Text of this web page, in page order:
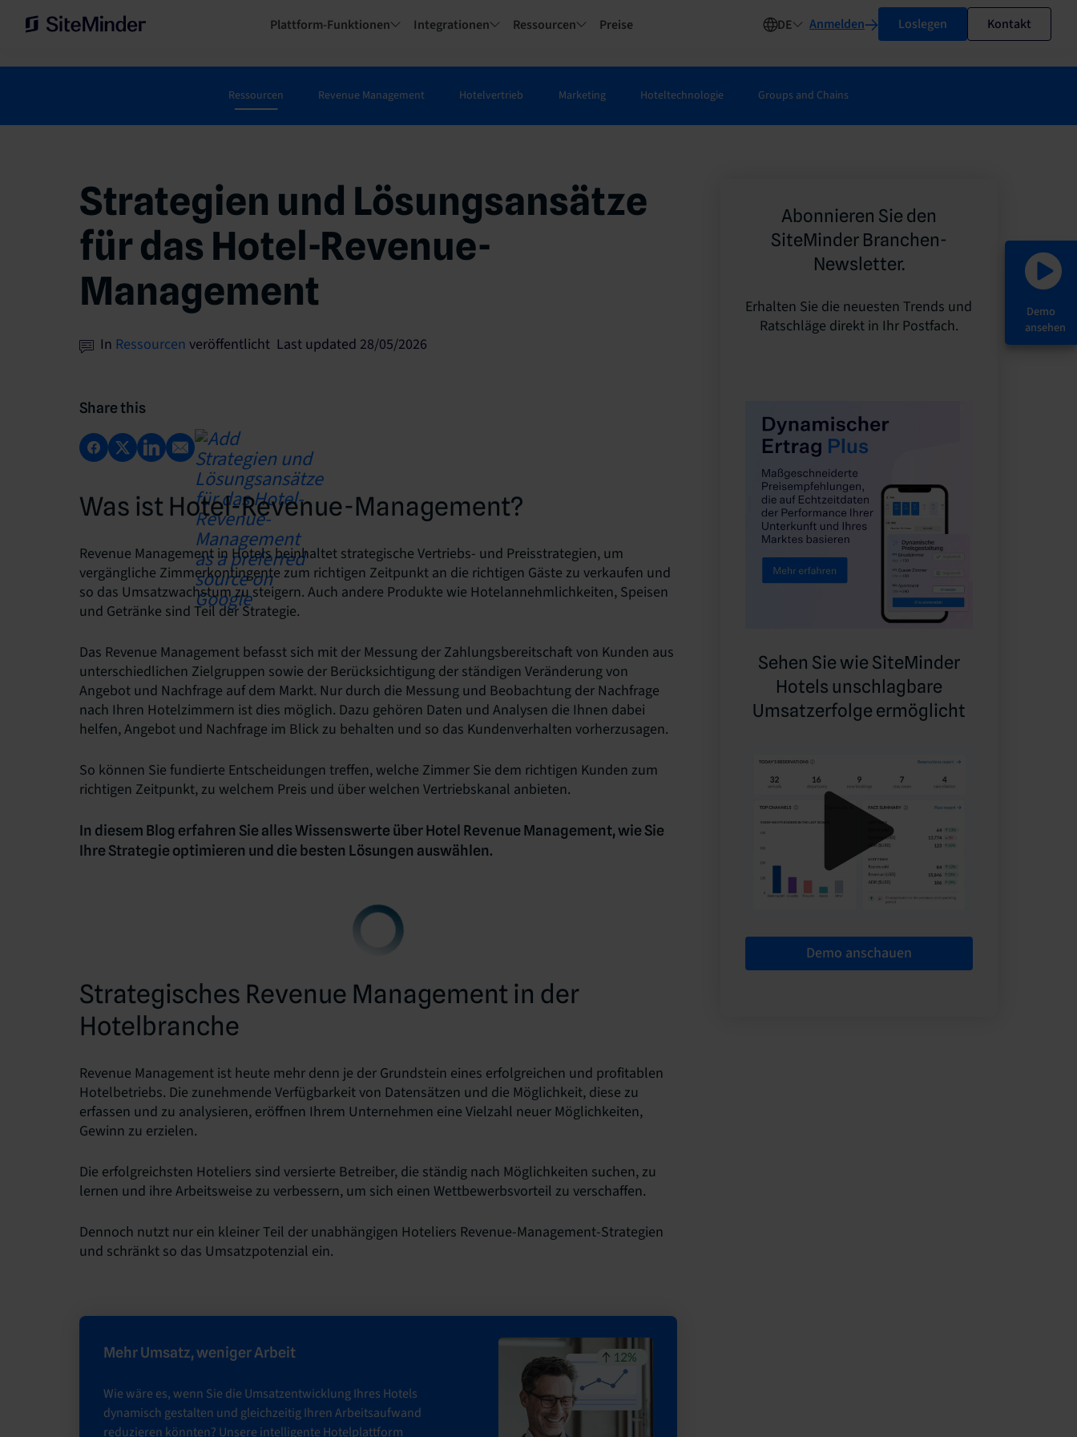
Demo
ansehen
Plattform-Funktionen Integrationen Ressourcen Preise DE Anmelden Loslegen Kontakt
Ressourcen Revenue Management Hotelvertrieb Marketing Hoteltechnologie Groups and Chains
Strategien und Lösungsansätze
für das Hotel-Revenue-
Management
In Ressourcen veröffentlicht Last updated 28/05/2026
Share this
Was ist Hotel-Revenue-Management?
Revenue Management in Hotels beinhaltet strategische Vertriebs- und Preisstrategien, um
vergängliche Zimmerkontingente zum richtigen Zeitpunkt an die richtigen Gäste zu verkaufen und
so das Umsatzwachstum zu steigern. Auch andere Produkte wie Hotelannehmlichkeiten, Speisen
und Getränke sind Teil der Strategie.
Das Revenue Management befasst sich mit der Messung der Zahlungsbereitschaft von Kunden aus
unterschiedlichen Zielgruppen sowie der Berücksichtigung der ständigen Veränderung von
Angebot und Nachfrage auf dem Markt. Nur durch die Messung und Beobachtung der Nachfrage
nach Ihren Hotelzimmern ist dies möglich. Dazu gehören Daten und Analysen die Ihnen dabei
helfen, Angebot und Nachfrage im Blick zu behalten und so das Kundenverhalten vorherzusagen.
So können Sie fundierte Entscheidungen treffen, welche Zimmer Sie dem richtigen Kunden zum
richtigen Zeitpunkt, zu welchem Preis und über welchen Vertriebskanal anbieten.
In diesem Blog erfahren Sie alles Wissenswerte über Hotel Revenue Management, wie Sie
Ihre Strategie optimieren und die besten Lösungen auswählen.
Strategisches Revenue Management in der
Hotelbranche
Revenue Management ist heute mehr denn je der Grundstein eines erfolgreichen und profitablen
Hotelbetriebs. Die zunehmende Verfügbarkeit von Datensätzen und die Möglichkeit, diese zu
erfassen und zu analysieren, eröffnen Ihrem Unternehmen eine Vielzahl neuer Möglichkeiten,
Gewinn zu erzielen.
Die erfolgreichsten Hoteliers sind versierte Betreiber, die ständig nach Möglichkeiten suchen, zu
lernen und ihre Arbeitsweise zu verbessern, um sich einen Wettbewerbsvorteil zu verschaffen.
Dennoch nutzt nur ein kleiner Teil der unabhängigen Hoteliers Revenue-Management-Strategien
und schränkt so das Umsatzpotenzial ein.
Mehr Umsatz, weniger Arbeit
Wie wäre es, wenn Sie die Umsatzentwicklung Ihres Hotels
dynamisch gestalten und gleichzeitig Ihren Arbeitsaufwand
reduzieren könnten? Unsere intelligente Hotelplattform
Abonnieren Sie den
SiteMinder Branchen-
Newsletter.
Erhalten Sie die neuesten Trends und
Ratschläge direkt in Ihr Postfach.
Sehen Sie wie SiteMinder
Hotels unschlagbare
Umsatzerfolge ermöglicht
Demo anschauen